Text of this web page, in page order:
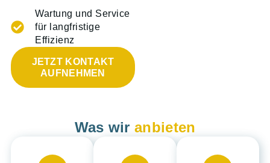
Wartung und Service
für langfristige
Effizienz
JETZT KONTAKT
AUFNEHMEN
Was wir anbieten